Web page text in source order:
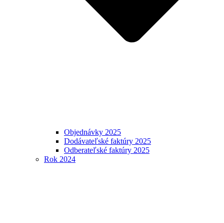
Objednávky 2025
Dodávateľské faktúry 2025
Odberateľské faktúry 2025
Rok 2024